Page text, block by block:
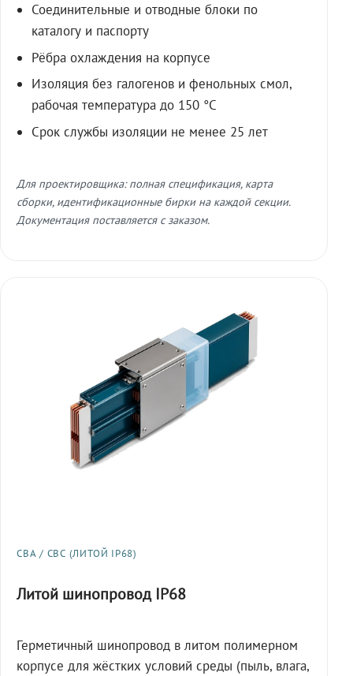
Соединительные и отводные блоки по
каталогу и паспорту
Рёбра охлаждения на корпусе
Изоляция без галогенов и фенольных смол,
рабочая температура до 150 °C
Срок службы изоляции не менее 25 лет
Для проектировщика: полная спецификация, карта
сборки, идентификационные бирки на каждой секции.
Документация поставляется с заказом.
СВА / СВС (ЛИТОЙ IP68)
Литой шинопровод IP68
Герметичный шинопровод в литом полимерном
корпусе для жёстких условий среды (пыль, влага,